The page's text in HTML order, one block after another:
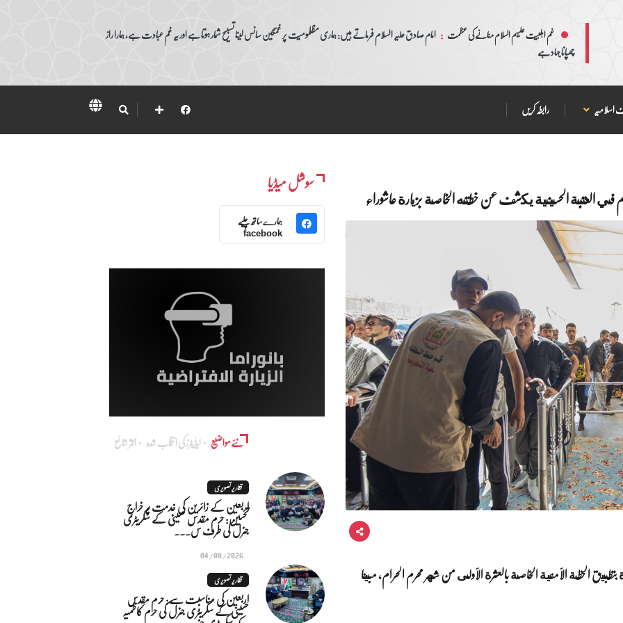
غم اہلبیت علیہم السلام منانے کی عظمت : امام صادق علیہ السلام فرماتے ہیں: ہماری مظلمومیت پر غمگین سانس لینا تسبیح شمار ہوتا ہے اور یہ غم عبادت ہے، ہمارا راز
چھپانا جہاد ہے
اسلامیہ رابطہ کریں
الخطة الأمنية الخاصة بالعشرة الأولى من شهر محرم الحرام، مبينا
سوشل میڈیا
ہمارے ساتھ چلیے
facebook
نئے مواضیع ایڈٰیٹرز کی انتخاب شدہ اکثر شائع
تقاریر تصویری
اربعین کے زائرین کی خدمت پر خراجِ
تحسین: حرم مقدس حسینی کے سکریٹری
جنرل کی طرف س...
04/08/2026
تقاریر تصویری
اربعین کی مناسبت سے: حرم مقدس
حسینی کے سکریٹری جنرل کی حرم کاظمیہ